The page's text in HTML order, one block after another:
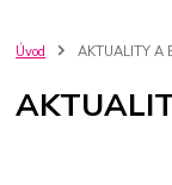
Blond
Pleťová
keratin shot
Úvod AKTUALITY A